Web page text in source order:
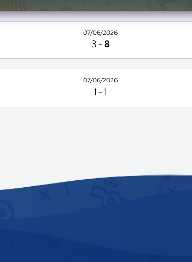
07/06/2026
3 -8
07/06/2026
1 -1